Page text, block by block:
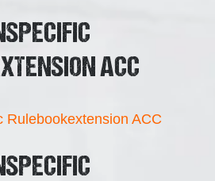
ACC
Rulebookextension ACC